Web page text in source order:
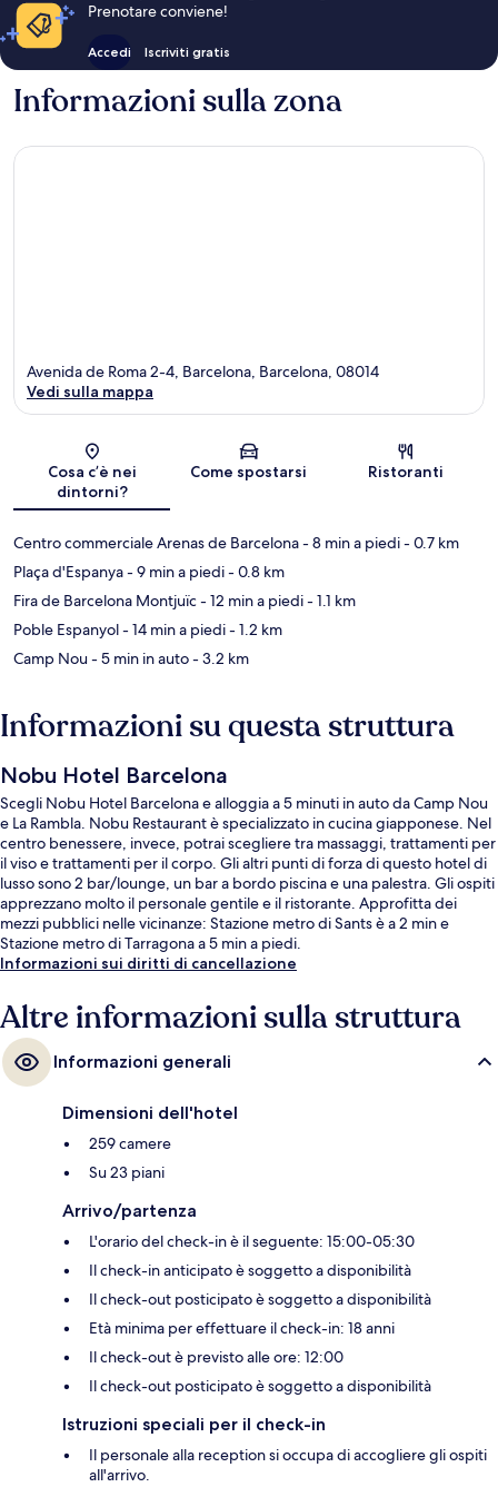
Prenotare conviene!
Accedi Iscriviti gratis
Informazioni sulla zona
Mappa
Avenida de Roma 2-4, Barcelona, Barcelona, 08014
Vedi sulla mappa
Cosa c’è nei
dintorni?
Come spostarsi Ristoranti
Centro commerciale Arenas de Barcelona- 8 min a piedi- 0.7 km
Plaça d'Espanya- 9 min a piedi- 0.8 km
Fira de Barcelona Montjuïc- 12 min a piedi- 1.1 km
Poble Espanyol- 14 min a piedi- 1.2 km
Camp Nou- 5 min in auto- 3.2 km
Informazioni su questa struttura
Nobu Hotel Barcelona
Scegli Nobu Hotel Barcelona e alloggia a 5 minuti in auto da Camp Nou
e La Rambla. Nobu Restaurant è specializzato in cucina giapponese. Nel
centro benessere, invece, potrai scegliere tra massaggi, trattamenti per
il viso e trattamenti per il corpo. Gli altri punti di forza di questo hotel di
lusso sono 2 bar/lounge, un bar a bordo piscina e una palestra. Gli ospiti
apprezzano molto il personale gentile e il ristorante. Approfitta dei
mezzi pubblici nelle vicinanze: Stazione metro di Sants è a 2 min e
Stazione metro di Tarragona a 5 min a piedi.
Informazioni sui diritti di cancellazione
Altre informazioni sulla struttura
Informazioni generali
Dimensioni dell'hotel
259 camere
Su 23 piani
Arrivo/partenza
L'orario del check-in è il seguente: 15:00-05:30
Il check-in anticipato è soggetto a disponibilità
Il check-out posticipato è soggetto a disponibilità
Età minima per effettuare il check-in: 18 anni
Il check-out è previsto alle ore: 12:00
Il check-out posticipato è soggetto a disponibilità
Istruzioni speciali per il check-in
Il personale alla reception si occupa di accogliere gli ospiti
all'arrivo.